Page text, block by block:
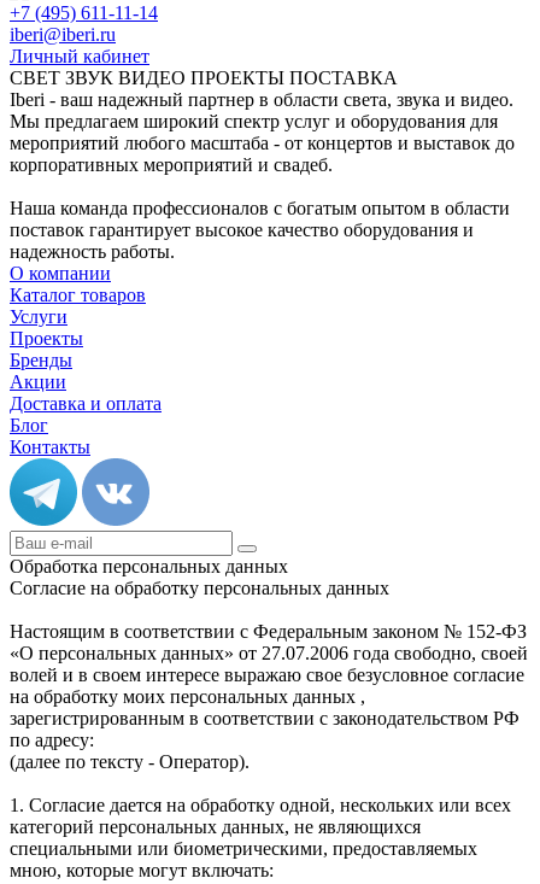
+7 (495) 611-11-14
iberi@iberi.ru
Личный кабинет
СВЕТ ЗВУК ВИДЕО ПРОЕКТЫ ПОСТАВКА
Iberi - ваш надежный партнер в области света, звука и видео.
Мы предлагаем широкий спектр услуг и оборудования для
мероприятий любого масштаба - от концертов и выставок до
корпоративных мероприятий и свадеб.
Наша команда профессионалов с богатым опытом в области
поставок гарантирует высокое качество оборудования и
надежность работы.
О компании
Каталог товаров
Услуги
Проекты
Бренды
Акции
Доставка и оплата
Блог
Контакты
Обработка персональных данных
Согласие на обработку персональных данных
Настоящим в соответствии с Федеральным законом № 152-ФЗ
«О персональных данных» от 27.07.2006 года свободно, своей
волей и в своем интересе выражаю свое безусловное согласие
на обработку моих персональных данных ,
зарегистрированным в соответствии с законодательством РФ
по адресу:
(далее по тексту - Оператор).
1. Согласие дается на обработку одной, нескольких или всех
категорий персональных данных, не являющихся
специальными или биометрическими, предоставляемых
мною, которые могут включать: